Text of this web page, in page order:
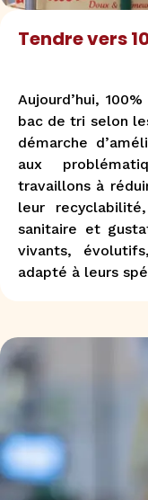
Tendre vers
Aujourd’hui,
bac de tri selon
démarche
aux
travaillons à
leur
sanitaire et
vivants,
adapté à leurs